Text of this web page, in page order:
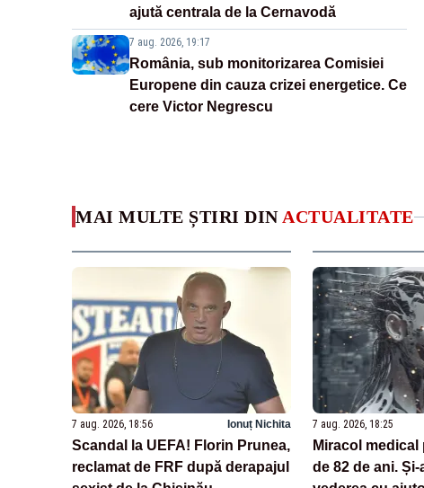
ajută centrala de la Cernavodă
7 aug. 2026, 19:17
România, sub monitorizarea Comisiei
Europene din cauza crizei energetice. Ce
cere Victor Negrescu
MAI MULTE ȘTIRI DIN ACTUALITATE
7 aug. 2026, 18:56 Ionuț Nichita
Scandal la UEFA! Florin Prunea,
reclamat de FRF după derapajul
7 aug. 2026, 18:25
Miracol
de 82 de ani.